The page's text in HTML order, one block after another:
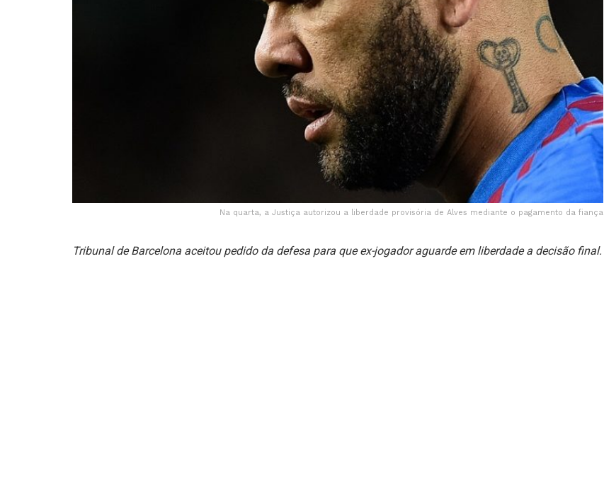
Na quarta, a Justiça autorizou a liberdade provisória de Alves mediante o pagamento da fiança
Tribunal de Barcelona aceitou pedido da defesa para que ex-jogador aguarde em liberdade a decisão final.